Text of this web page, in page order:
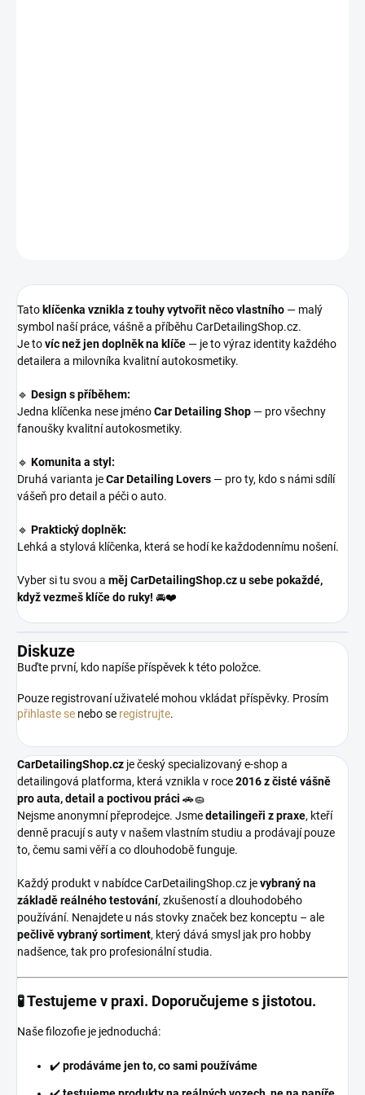
Tato klíčenka vznikla z touhy vytvořit něco vlastního — malý
symbol naší práce, vášně a příběhu CarDetailingShop.cz.
Je tovíc než jen doplněk na klíče — je to výraz identity každého
detailera a milovníka kvalitní autokosmetiky.
🔹 Design s příběhem:
Jedna klíčenka nese jménoCar Detailing Shop — pro všechny
fanoušky kvalitní autokosmetiky.
🔹 Komunita a styl:
Druhá varianta jeCar Detailing Lovers — pro ty, kdo s námi sdílí
vášeň pro detail a péči o auto.
🔹 Praktický doplněk:
Lehká a stylová klíčenka, která se hodí ke každodennímu nošení.
Vyber si tu svou a měj CarDetailingShop.cz u sebe pokaždé,
když vezmeš klíče do ruky! 🚘❤️
Diskuze
Buďte první, kdo napíše příspěvek k této položce.
Pouze registrovaní uživatelé mohou vkládat příspěvky. Prosím
přihlaste se nebo se registrujte.
CarDetailingShop.cz je český specializovaný e-shop a
detailingová platforma, která vznikla v roce2016 z čisté vášně
pro auta, detail a poctivou práci 🚗🧽
Nejsme anonymní přeprodejce. Jsmedetailingeři z praxe, kteří
denně pracují s auty v našem vlastním studiu a prodávají pouze
to, čemu sami věří a co dlouhodobě funguje.
Každý produkt v nabídce CarDetailingShop.cz jevybraný na
základě reálného testování, zkušeností a dlouhodobého
používání. Nenajdete u nás stovky značek bez konceptu – ale
pečlivě vybraný sortiment, který dává smysl jak pro hobby
nadšence, tak pro profesionální studia.
🧪 Testujeme v praxi. Doporučujeme s jistotou.
Naše filozofie je jednoduchá:
✔️prodáváme jen to, co sami používáme